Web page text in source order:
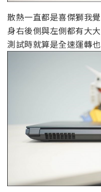
散熱一直都是喜傑獅我
身右後側與左側都有大
測試時就算是全速運轉